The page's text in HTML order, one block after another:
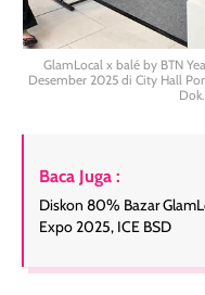
GlamLocal x balé by BTN
Desember 2025 di City Hall
Baca Juga :
Diskon 80% Bazar
Expo 2025, ICE BSD